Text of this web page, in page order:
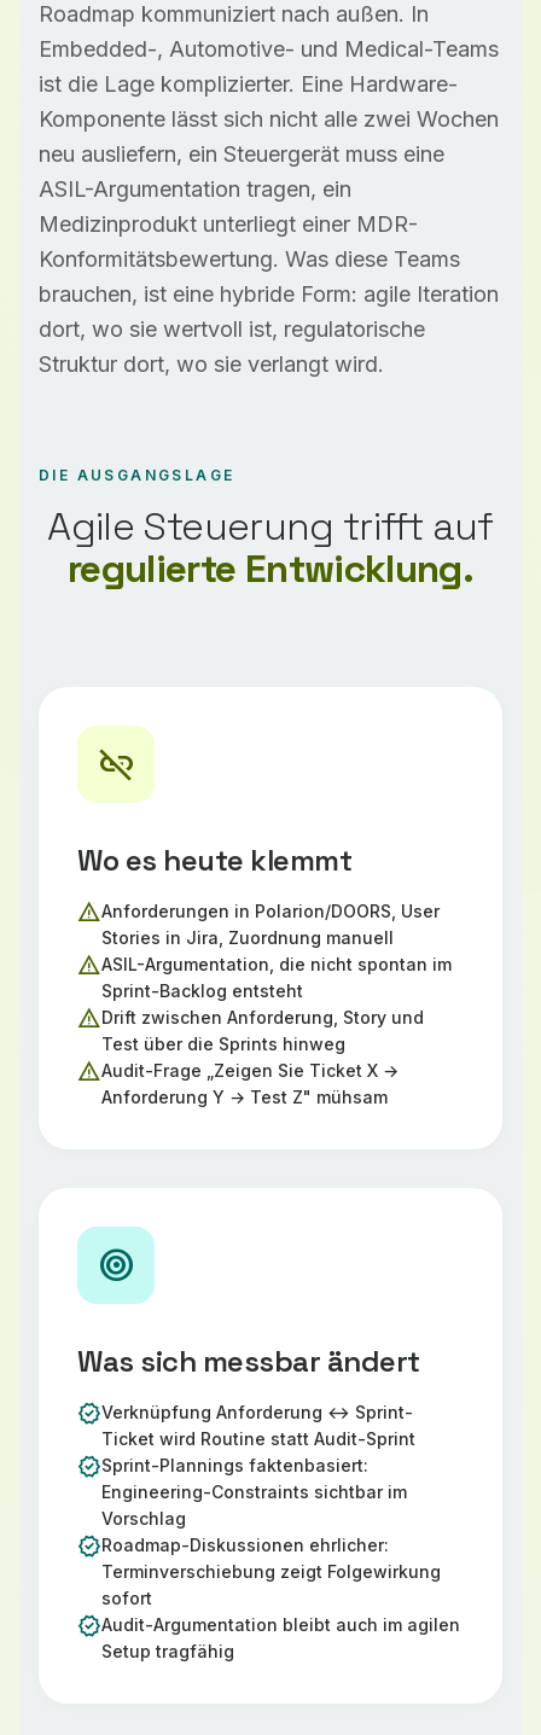
Roadmap kommuniziert nach außen. In
Embedded-, Automotive- und Medical-Teams
ist die Lage komplizierter. Eine Hardware-
Komponente lässt sich nicht alle zwei Wochen
neu ausliefern, ein Steuergerät muss eine
ASIL-Argumentation tragen, ein
Medizinprodukt unterliegt einer MDR-
Konformitätsbewertung. Was diese Teams
brauchen, ist eine hybride Form: agile Iteration
dort, wo sie wertvoll ist, regulatorische
Struktur dort, wo sie verlangt wird.
DIE AUSGANGSLAGE
Agile Steuerung trifft auf
regulierte Entwicklung.
link_off
Wo es heute klemmt
warningAnforderungen in Polarion/DOORS, User
Stories in Jira, Zuordnung manuell
warningASIL-Argumentation, die nicht spontan im
Sprint-Backlog entsteht
warningDrift zwischen Anforderung, Story und
Test über die Sprints hinweg
warningAudit-Frage „Zeigen Sie Ticket X →
Anforderung Y → Test Z" mühsam
target
Was sich messbar ändert
verifiedVerknüpfung Anforderung ↔ Sprint-
Ticket wird Routine statt Audit-Sprint
verifiedSprint-Plannings faktenbasiert:
Engineering-Constraints sichtbar im
Vorschlag
verifiedRoadmap-Diskussionen ehrlicher:
Terminverschiebung zeigt Folgewirkung
sofort
verifiedAudit-Argumentation bleibt auch im agilen
Setup tragfähig